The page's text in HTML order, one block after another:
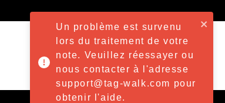
Un problème est survenu
lors du traitement de votre
note. Veuillez réessayer ou
nous contacter à l'adresse
support@tag-walk.com pour
obtenir l'aide.